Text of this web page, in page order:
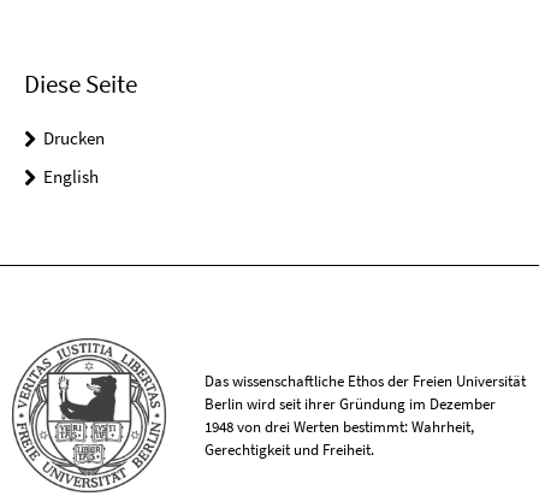
Diese Seite
Drucken
English
Das wissenschaftliche Ethos der Freien Universität
Berlin wird seit ihrer Gründung im Dezember
1948 von drei Werten bestimmt: Wahrheit,
Gerechtigkeit und Freiheit.